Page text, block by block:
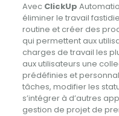
Avec ClickUp
éliminer le travail
routine et créer des
qui permettent aux
charges de travail les
aux utilisateurs une
prédéfinies et
tâches, modifier les
s’intégrer à d’autres
gestion de projet de